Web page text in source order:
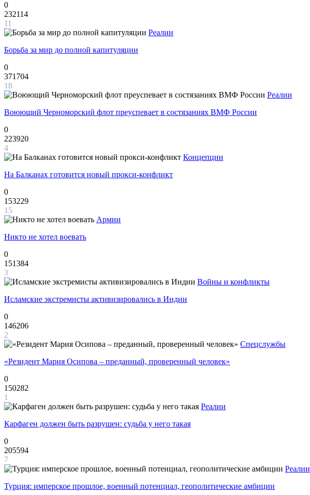
0
232114
11
Реалии
Борьба за мир до полной капитуляции
0
371704
18
Реалии
Воюющий Черноморский флот преуспевает в состязаниях ВМФ России
0
223920
4
Концепции
На Балканах готовится новый прокси-конфликт
0
153229
15
Армии
Никто не хотел воевать
0
151384
3
Войны и конфликты
Исламские экстремисты активизировались в Индии
0
146206
2
Спецслужбы
«Резидент Мария Осипова – преданный, проверенный человек»
0
150282
1
Реалии
Карфаген должен быть разрушен: судьба у него такая
0
205594
7
Реалии
Турция: имперское прошлое, военный потенциал, геополитические амбиции